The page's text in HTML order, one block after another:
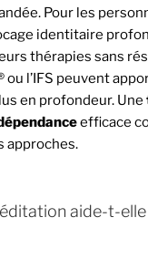
Pour les
identitaire
thérapies sans
ou l’IFS peuvent
en profondeur. Une
efficace
approches.
aide-t-